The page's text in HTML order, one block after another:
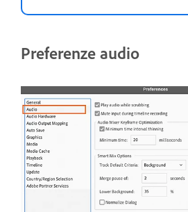
Preferenze audio